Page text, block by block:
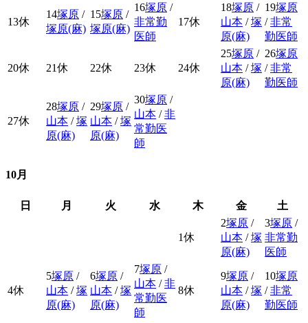
13休
14塚原 /
塚原(麻)
15塚原 /
塚原(麻)
16塚原 /
非常勤
医師
17休
18塚原 /
山本 /塚
原(麻)
19塚原
/非常
勤医師
20休 21休 22休 23休 24休
25塚原 /
山本 /塚
原(麻)
26塚原
/非常
勤医師
27休
28塚原 /
山本 /塚
原(麻)
29塚原 /
山本 /塚
原(麻)
30塚原 /
山本 /非
常勤医
師
10月
日 月 火 水 木 金 土
1休
2塚原 /
山本 /塚
原(麻)
3塚原 /
非常勤
医師
4休
5塚原 /
山本 /塚
原(麻)
6塚原 /
山本 /塚
原(麻)
7塚原 /
山本 /非
常勤医
師
8休
9塚原 /
山本 /塚
原(麻)
10塚原
/非常
勤医師